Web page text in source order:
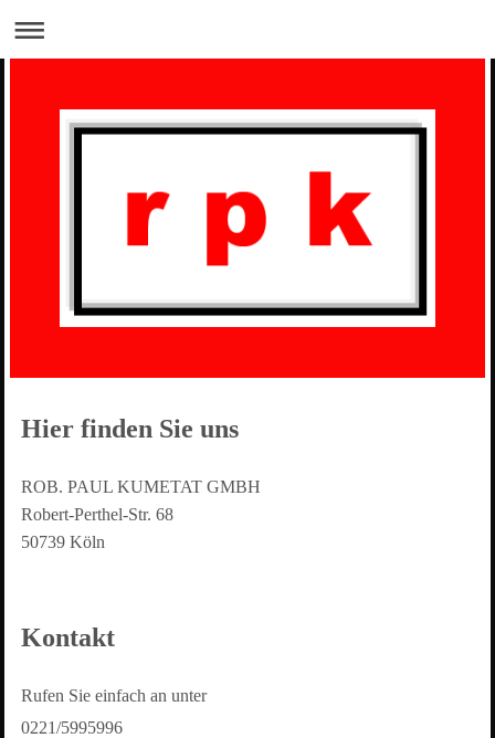
Hier finden Sie uns
ROB. PAUL KUMETAT GMBH
Robert-Perthel-Str. 68
50739 Köln
Kontakt
Rufen Sie einfach an unter
0221/5995996